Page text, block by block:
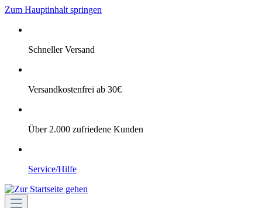
Zum Hauptinhalt springen
Schneller Versand
Versandkostenfrei ab 30€
Über 2.000 zufriedene Kunden
Service/Hilfe